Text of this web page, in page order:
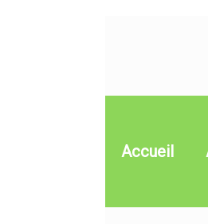
Accueil